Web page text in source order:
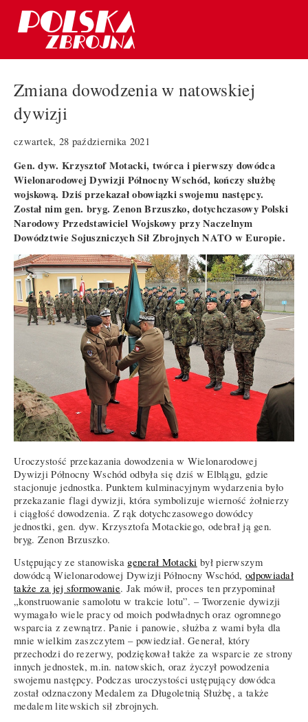
Zmiana dowodzenia w natowskiej
dywizji
czwartek, 28 października 2021
Gen. dyw. Krzysztof Motacki, twórca i pierwszy dowódca
Wielonarodowej Dywizji Północny Wschód, kończy służbę
wojskową. Dziś przekazał obowiązki swojemu następcy.
Został nim gen. bryg. Zenon Brzuszko, dotychczasowy Polski
Narodowy Przedstawiciel Wojskowy przy Naczelnym
Dowództwie Sojuszniczych Sił Zbrojnych NATO w Europie.
Uroczystość przekazania dowodzenia w Wielonarodowej
Dywizji Północny Wschód odbyła się dziś w Elblągu, gdzie
stacjonuje jednostka. Punktem kulminacyjnym wydarzenia było
przekazanie flagi dywizji, która symbolizuje wierność żołnierzy
i ciągłość dowodzenia. Z rąk dotychczasowego dowódcy
jednostki, gen. dyw. Krzysztofa Motackiego, odebrał ją gen.
bryg. Zenon Brzuszko.
Ustępujący ze stanowiska generał Motacki był pierwszym
dowódcą Wielonarodowej Dywizji Północny Wschód,odpowiadał
także za jej sformowanie. Jak mówił, proces ten przypominał
„konstruowanie samolotu w trakcie lotu”. – Tworzenie dywizji
wymagało wiele pracy od moich podwładnych oraz ogromnego
wsparcia z zewnątrz. Panie i panowie, służba z wami była dla
mnie wielkim zaszczytem – powiedział. Generał, który
przechodzi do rezerwy, podziękował także za wsparcie ze strony
innych jednostek, m.in. natowskich, oraz życzył powodzenia
swojemu następcy. Podczas uroczystości ustępujący dowódca
został odznaczony Medalem za Długoletnią Służbę, a także
medalem litewskich sił zbrojnych.